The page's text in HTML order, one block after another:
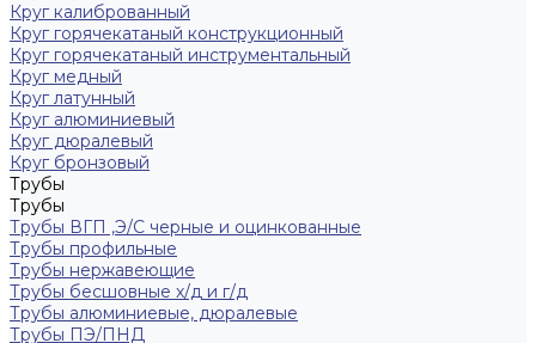
Круг калиброванный
Круг горячекатаный конструкционный
Круг горячекатаный инструментальный
Круг медный
Круг латунный
Круг алюминиевый
Круг дюралевый
Круг бронзовый
Трубы
Трубы
Трубы ВГП ,Э/С черные и оцинкованные
Трубы профильные
Трубы нержавеющие
Трубы бесшовные х/д и г/д
Трубы алюминиевые, дюралевые
Трубы ПЭ/ПНД